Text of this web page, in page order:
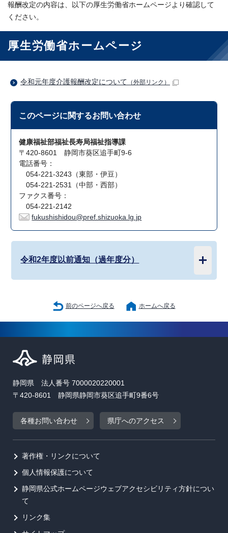
報酬改定の内容は、以下の厚生労働省ホームページより確認して
ください。
厚生労働省ホームページ
令和元年度介護報酬改定について （外部リンク）
このページに関するお問い合わせ
健康福祉部福祉長寿局福祉指導課
〒420-8601 静岡市葵区追手町9-6
電話番号：
054-221-3243（東部・伊豆）
054-221-2531（中部・西部）
ファクス番号：
054-221-2142
fukushishidou@pref.shizuoka.lg.jp
令和2年度以前通知（過年度分）
前のページへ戻る ホームへ戻る
静岡県 法人番号 7000020220001
〒420-8601 静岡県静岡市葵区追手町9番6号
各種お問い合わせ 県庁へのアクセス
著作権・リンクについて
個人情報保護について
静岡県公式ホームページウェブアクセシビリティ方針につい
て
リンク集